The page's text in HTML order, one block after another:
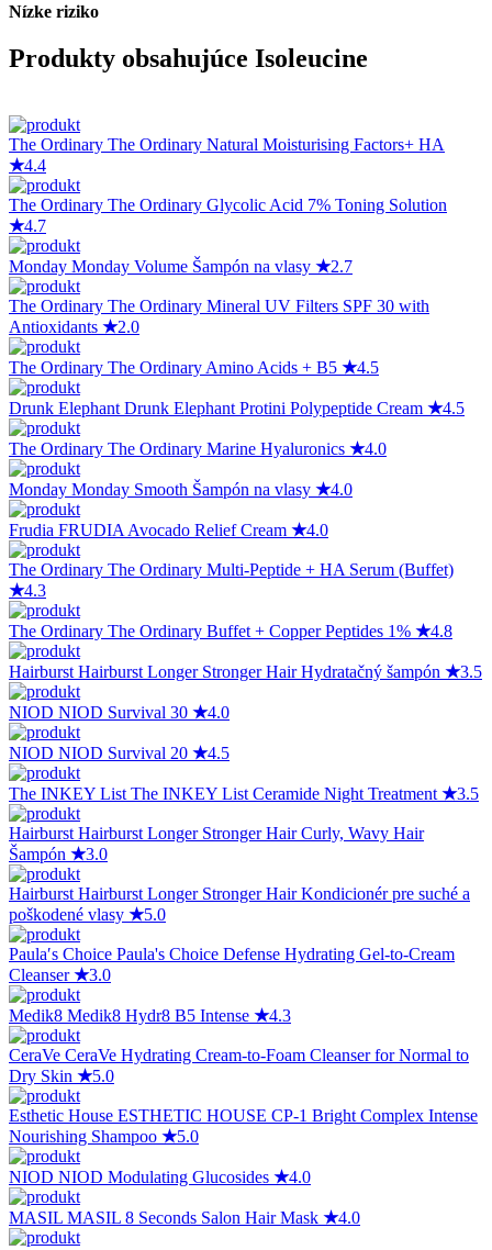
Nízke riziko
Produkty obsahujúce Isoleucine
The Ordinary The Ordinary Natural Moisturising Factors+ HA
★4.4
The Ordinary The Ordinary Glycolic Acid 7% Toning Solution
★4.7
Monday Monday Volume Šampón na vlasy ★2.7
The Ordinary The Ordinary Mineral UV Filters SPF 30 with
Antioxidants ★2.0
The Ordinary The Ordinary Amino Acids + B5 ★4.5
Drunk Elephant Drunk Elephant Protini Polypeptide Cream ★4.5
The Ordinary The Ordinary Marine Hyaluronics ★4.0
Monday Monday Smooth Šampón na vlasy ★4.0
Frudia FRUDIA Avocado Relief Cream ★4.0
The Ordinary The Ordinary Multi-Peptide + HA Serum (Buffet)
★4.3
The Ordinary The Ordinary Buffet + Copper Peptides 1% ★4.8
Hairburst Hairburst Longer Stronger Hair Hydratačný šampón ★3.5
NIOD NIOD Survival 30 ★4.0
NIOD NIOD Survival 20 ★4.5
The INKEY List The INKEY List Ceramide Night Treatment ★3.5
Hairburst Hairburst Longer Stronger Hair Curly, Wavy Hair
Šampón ★3.0
Hairburst Hairburst Longer Stronger Hair Kondicionér pre suché a
poškodené vlasy ★5.0
Paula′s Choice Paula's Choice Defense Hydrating Gel-to-Cream
Cleanser★3.0
Medik8 Medik8 Hydr8 B5 Intense ★4.3
CeraVe CeraVe Hydrating Cream-to-Foam Cleanser for Normal to
Dry Skin ★5.0
Esthetic House ESTHETIC HOUSE CP-1 Bright Complex Intense
Nourishing Shampoo ★5.0
NIOD NIOD Modulating Glucosides ★4.0
MASIL MASIL 8 Seconds Salon Hair Mask ★4.0